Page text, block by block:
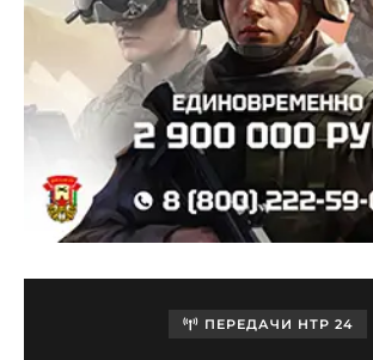
ПЕРЕДАЧИ НТР 24